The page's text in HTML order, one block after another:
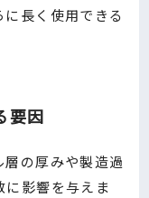
長く使用できる
要因
層の厚みや製造過
影響を与えま